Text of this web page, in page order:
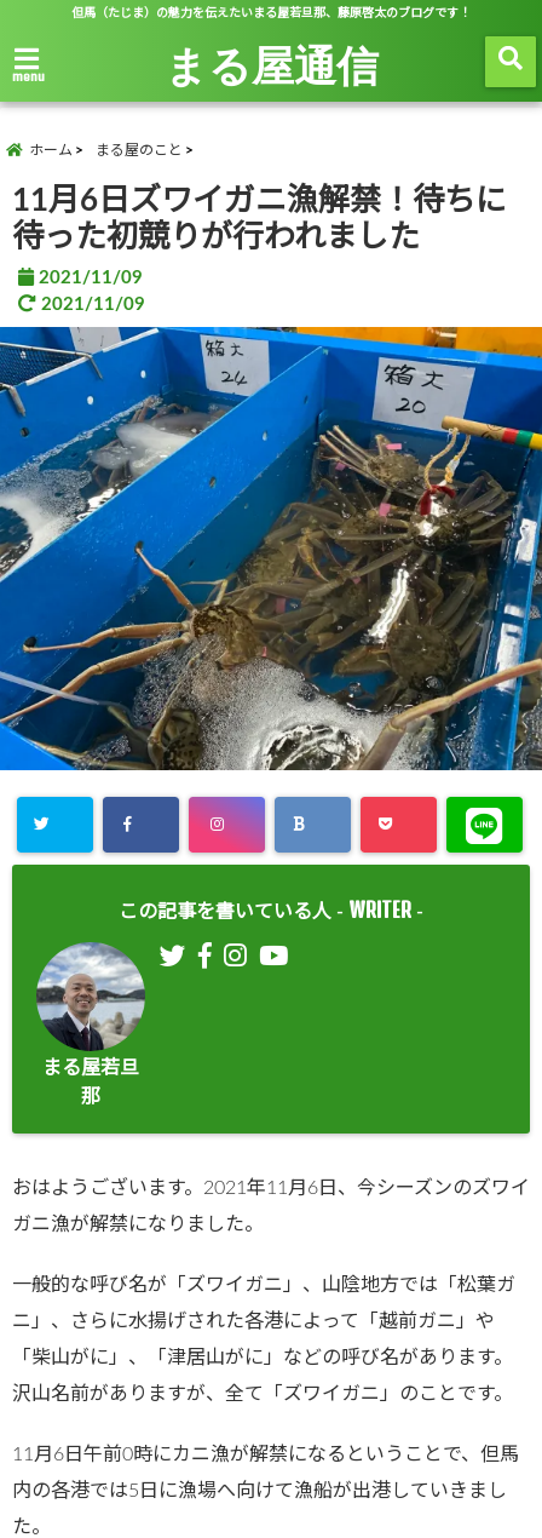
但馬（たじま）の魅力を伝えたいまる屋若旦那、藤原啓太のブログです！
menu まる屋通信
ホーム まる屋のこと
11月6日ズワイガニ漁解禁！待ちに
待った初競りが行われました
2021/11/09
2021/11/09
この記事を書いている人 - WRITER -
まる屋若旦
那
おはようございます。2021年11月6日、今シーズンのズワイ
ガニ漁が解禁になりました。
一般的な呼び名が「ズワイガニ」、山陰地方では「松葉ガ
ニ」、さらに水揚げされた各港によって「越前ガニ」や
「柴山がに」、「津居山がに」などの呼び名があります。
沢山名前がありますが、全て「ズワイガニ」のことです。
11月6日午前0時にカニ漁が解禁になるということで、但馬
内の各港では5日に漁場へ向けて漁船が出港していきまし
た。